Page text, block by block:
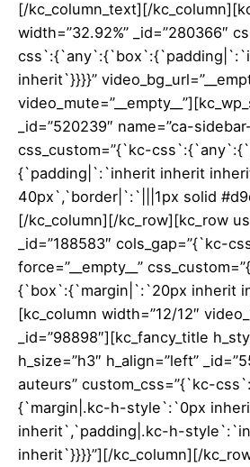
[/kc_column_text][/
width=”32.92%” _id=”280366″
inherit`}}}}”
_id=”520239″ name=”ca-
css_custom=”{`kc-
{`padding|`:`inherit inherit
40px`,`border|`:`|||1px solid
[/kc_column][/kc_row][kc_row
_id=”188583″ cols_gap=”{`kc-
force=”__empty__”
{`box`:{`margin|`:`20px inherit
[kc_column width=”12/12″
_id=”98898″][kc_fancy_title
h_size=”h3″ h_align=”left”
auteurs” custom_css=”{`kc-
{`margin|.kc-h-style`:`0px
inherit`,`padding|.kc-h-
inherit`}}}}”][/kc_column][/